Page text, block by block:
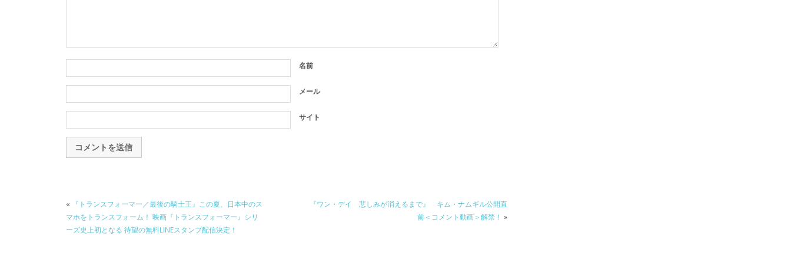
名前
メール
サイト
«
『トランスフォーマー／最後の騎士王』この夏、日本中のス
マホをトランスフォーム！ 映画『トランスフォーマー』シリ
ーズ史上初となる 待望の無料LINEスタンプ配信決定！
『ワン・デイ 悲しみが消えるまで』 キム・ナムギル公開直
前＜コメント動画＞解禁！ »